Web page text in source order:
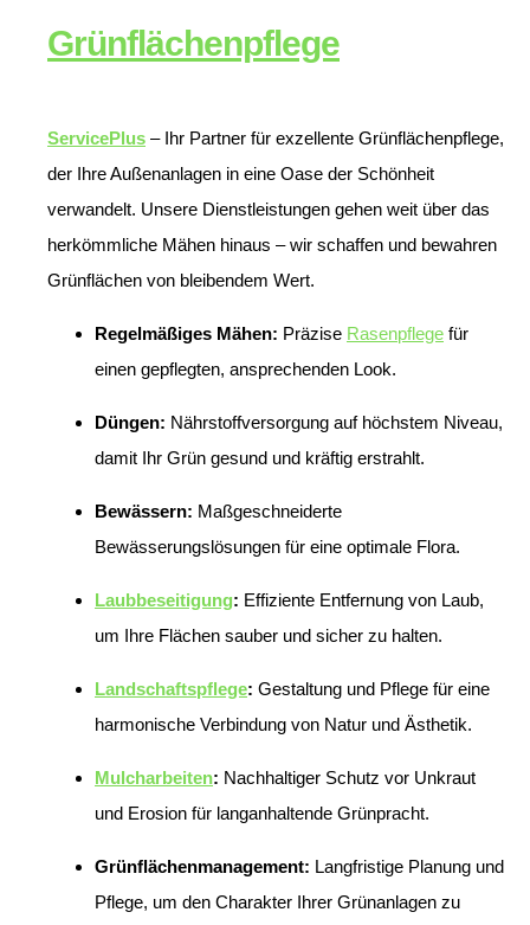
Grünflächenpflege
ServicePlus – Ihr Partner für exzellente Grünflächenpflege,
der Ihre Außenanlagen in eine Oase der Schönheit
verwandelt. Unsere Dienstleistungen gehen weit über das
herkömmliche Mähen hinaus – wir schaffen und bewahren
Grünflächen von bleibendem Wert.
Regelmäßiges Mähen: Präzise Rasenpflege für
einen gepflegten, ansprechenden Look.
Düngen: Nährstoffversorgung auf höchstem Niveau,
damit Ihr Grün gesund und kräftig erstrahlt.
Bewässern: Maßgeschneiderte
Bewässerungslösungen für eine optimale Flora.
Laubbeseitigung: Effiziente Entfernung von Laub,
um Ihre Flächen sauber und sicher zu halten.
Landschaftspflege: Gestaltung und Pflege für eine
harmonische Verbindung von Natur und Ästhetik.
Mulcharbeiten: Nachhaltiger Schutz vor Unkraut
und Erosion für langanhaltende Grünpracht.
Grünflächenmanagement: Langfristige Planung und
Pflege, um den Charakter Ihrer Grünanlagen zu